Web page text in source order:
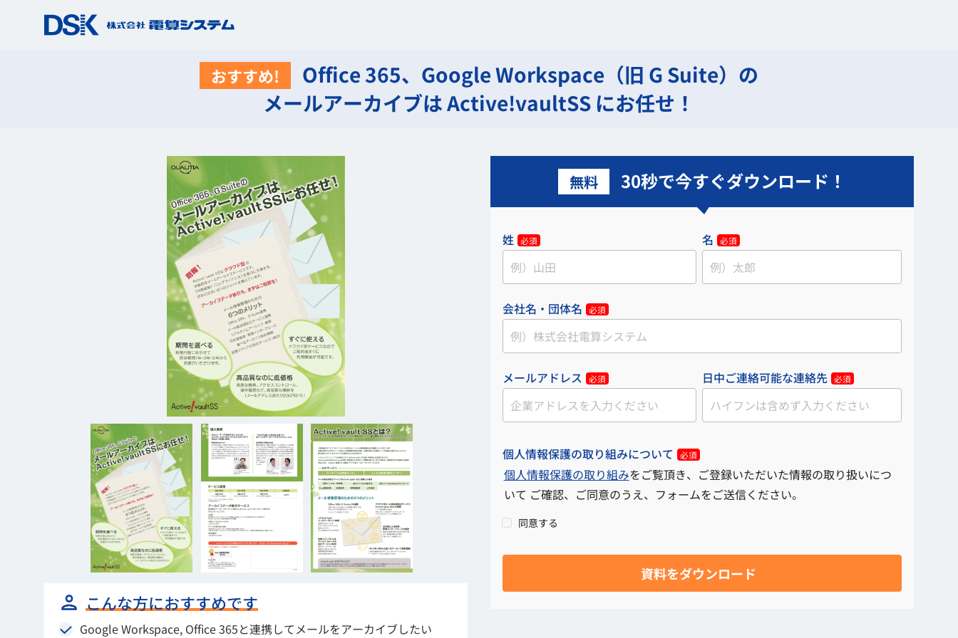
おすすめ!
Office 365、Google Workspace（旧 G Suite）の
メールアーカイブは Active!vaultSS にお任せ！
こんな方におすすめです
Google Workspace, Office 365と連携してメールをアーカイブしたい
無料 30秒で今すぐダウンロード！
姓 必須 名 必須
会社名・団体名 必須
メールアドレス 必須 日中ご連絡可能な連絡先 必須
個人情報保護の取り組みについて 必須
個人情報保護の取り組みをご覧頂き、ご登録いただいた情報の取り扱いにつ
いて ご確認、ご同意のうえ、フォームをご送信ください。
同意する